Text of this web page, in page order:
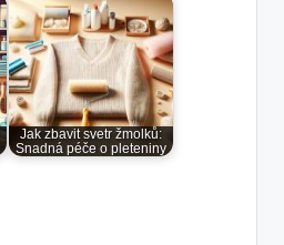
Jak zbavit svetr žmolků:
Snadná péče o pleteniny